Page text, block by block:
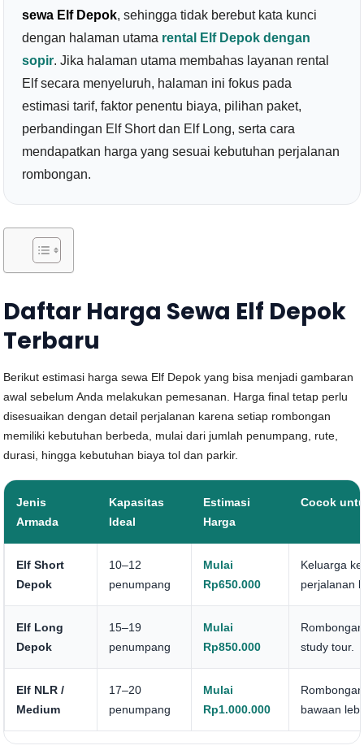
sewa Elf Depok, sehingga tidak berebut kata kunci
dengan halaman utama rental Elf Depok dengan
sopir. Jika halaman utama membahas layanan rental
Elf secara menyeluruh, halaman ini fokus pada
estimasi tarif, faktor penentu biaya, pilihan paket,
perbandingan Elf Short dan Elf Long, serta cara
mendapatkan harga yang sesuai kebutuhan perjalanan
rombongan.
Daftar Harga Sewa Elf Depok
Terbaru
Berikut estimasi harga sewa Elf Depok yang bisa menjadi gambaran
awal sebelum Anda melakukan pemesanan. Harga final tetap perlu
disesuaikan dengan detail perjalanan karena setiap rombongan
memiliki kebutuhan berbeda, mulai dari jumlah penumpang, rute,
durasi, hingga kebutuhan biaya tol dan parkir.
Jenis
Armada
Kapasitas
Ideal
Estimasi
Harga
Cocok
Elf Short
Depok
10–12
penumpang
Mulai
Rp650.000
Keluarga
perjalanan
Elf Long
Depok
15–19
penumpang
Mulai
Rp850.000
study tour.
Elf NLR /
Medium
17–20
penumpang
Mulai
Rp1.000.000
bawaan